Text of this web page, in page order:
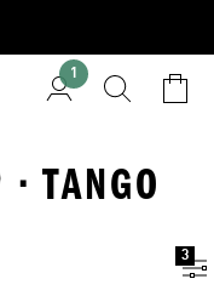
1
TANGO
3